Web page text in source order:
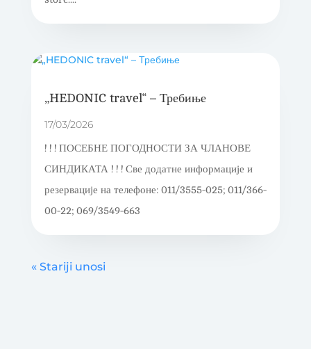
„HEDONIC travel“ – Требиње
17/03/2026
! ! ! ПОСЕБНЕ ПОГОДНОСТИ ЗА ЧЛАНОВЕ
СИНДИКАТА ! ! ! Све додатне информације и
резервације на телефоне: 011/3555-025; 011/366-
00-22; 069/3549-663
« Stariji unosi